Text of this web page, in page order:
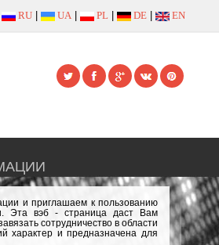
RU UA PL DE EN
и приглашаем к пользованию
Эта вэб - страница даст Вам
сотрудничество в области
характер и предназначена для